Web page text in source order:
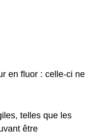
en fluor : celle-ci ne
telles que les
être